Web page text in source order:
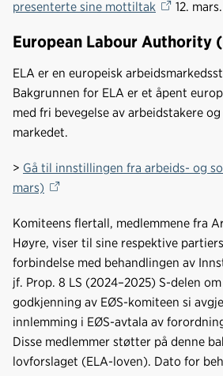
presenterte sine mottiltak
12. mars.
European Labour Authority
ELA er en europeisk
Bakgrunnen for ELA er et åpent
med fri bevegelse av arbeidstakere
markedet.
> Gå til innstillingen fra arbeids- og
mars)
Komiteens flertall, medlemmene fra
Høyre, viser til sine respektive
forbindelse med behandlingen av
jf. Prop. 8 LS (2024–2025) S-delen
godkjenning av EØS-komiteen si
innlemming i EØS-avtala av
Disse medlemmer støtter på denne
lovforslaget (ELA-loven). Dato for